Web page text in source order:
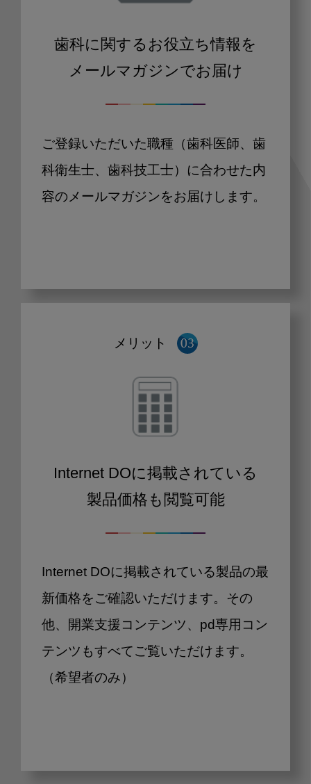
歯科に関するお役立ち情報を
メールマガジンでお届け
ご登録いただいた職種（歯科医師、歯
科衛生士、歯科技工士）に合わせた内
容のメールマガジンをお届けします。
メリット
Internet DOに掲載されている
製品価格も閲覧可能
Internet DOに掲載されている製品の最
新価格をご確認いただけます。その
他、開業支援コンテンツ、pd専用コン
テンツもすべてご覧いただけます。
（希望者のみ）